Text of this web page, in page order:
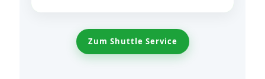
Zum Shuttle Service